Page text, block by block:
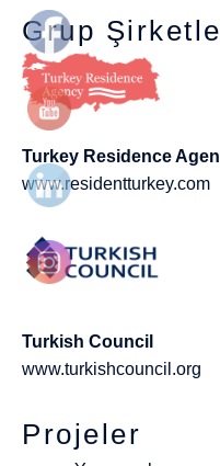
Grup
Turkey Residence
www.residentturkey.com
Turkish Council
www.turkishcouncil.org
Projeler